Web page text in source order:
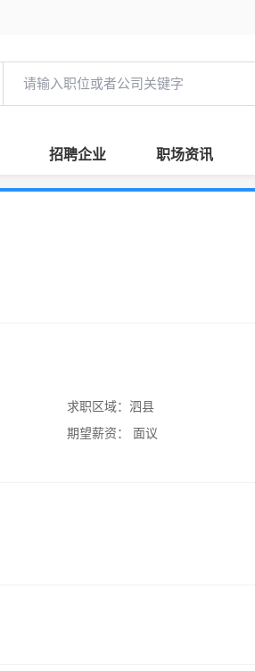
招聘企业 职场资讯
求职区域： 泗县
期望薪资：
面议